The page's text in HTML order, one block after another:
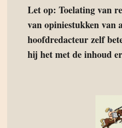
Let op: Toelating van
van opiniestukken van
hoofdredacteur zelf
hij het met de inhoud